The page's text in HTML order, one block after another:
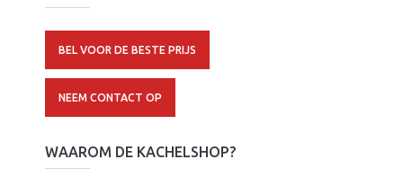
BEL VOOR DE BESTE PRIJS
NEEM CONTACT OP
WAAROM DE KACHELSHOP?